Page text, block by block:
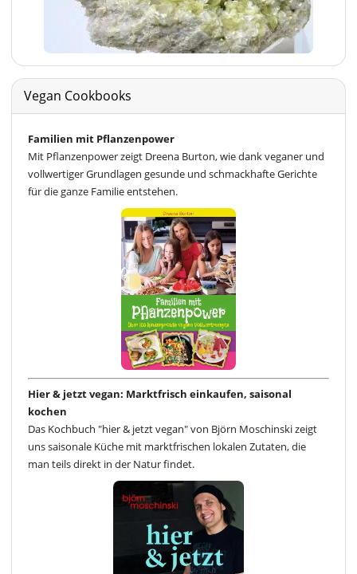
Vegan Cookbooks
Familien mit Pflanzenpower
Mit Pflanzenpower zeigt Dreena Burton, wie dank veganer und
vollwertiger Grundlagen gesunde und schmackhafte Gerichte
für die ganze Familie entstehen.
Hier & jetzt vegan: Marktfrisch einkaufen, saisonal
kochen
Das Kochbuch "hier & jetzt vegan" von Björn Moschinski zeigt
uns saisonale Küche mit marktfrischen lokalen Zutaten, die
man teils direkt in der Natur findet.